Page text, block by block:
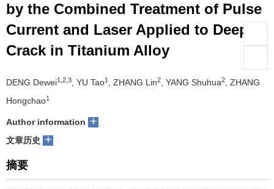
群
我
者
学
网
by the Combined Treatment of Pulse
Current and Laser Applied to Deep
Crack in Titanium Alloy
DENG Dewei1,2,3 , YU Tao1 , ZHANG Lin2 , YANG Shuhua2
, ZHANG
Hongchao1
Author information +
文章历史 +
摘要